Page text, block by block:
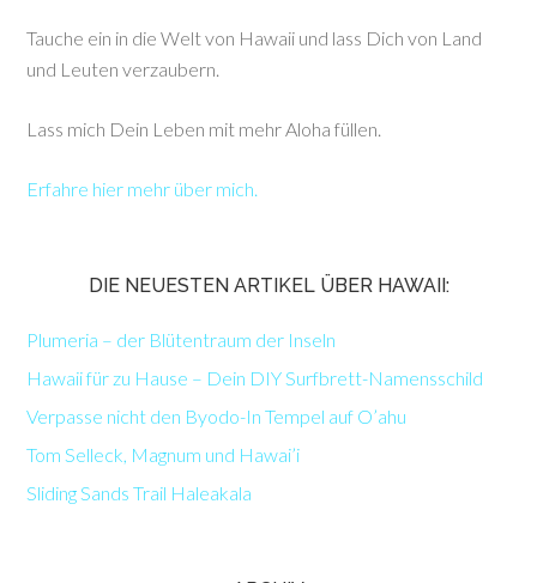
Tauche ein in die Welt von Hawaii und lass Dich von Land
und Leuten verzaubern.
Lass mich Dein Leben mit mehr Aloha füllen.
Erfahre hier mehr über mich.
DIE NEUESTEN ARTIKEL ÜBER HAWAII:
Plumeria – der Blütentraum der Inseln
Hawaii für zu Hause – Dein DIY Surfbrett-Namensschild
Verpasse nicht den Byodo-In Tempel auf O’ahu
Tom Selleck, Magnum und Hawai’i
Sliding Sands Trail Haleakala